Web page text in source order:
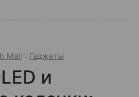
Mail Гаджеты
и